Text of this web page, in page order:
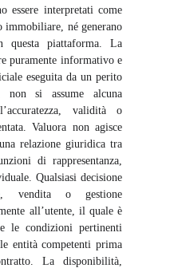
essere interpretati come
immobiliare, né generano
questa piattaforma. La
puramente informativo e
eseguita da un perito
non si assume alcuna
validità o
Valuora non agisce
relazione giuridica tra
di rappresentanza,
Qualsiasi decisione
vendita o gestione
all’utente, il quale è
le condizioni pertinenti
entità competenti prima
La disponibilità,